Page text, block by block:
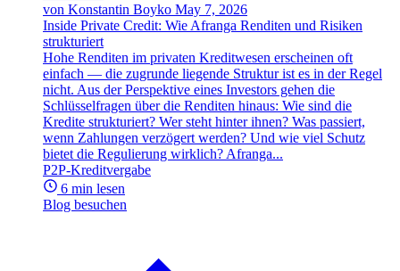
von Konstantin Boyko May 7, 2026
Inside Private Credit: Wie Afranga Renditen und Risiken
strukturiert
Hohe Renditen im privaten Kreditwesen erscheinen oft
einfach — die zugrunde liegende Struktur ist es in der Regel
nicht. Aus der Perspektive eines Investors gehen die
Schlüsselfragen über die Renditen hinaus: Wie sind die
Kredite strukturiert? Wer steht hinter ihnen? Was passiert,
wenn Zahlungen verzögert werden? Und wie viel Schutz
bietet die Regulierung wirklich? Afranga...
P2P-Kreditvergabe
6 min lesen
Blog besuchen